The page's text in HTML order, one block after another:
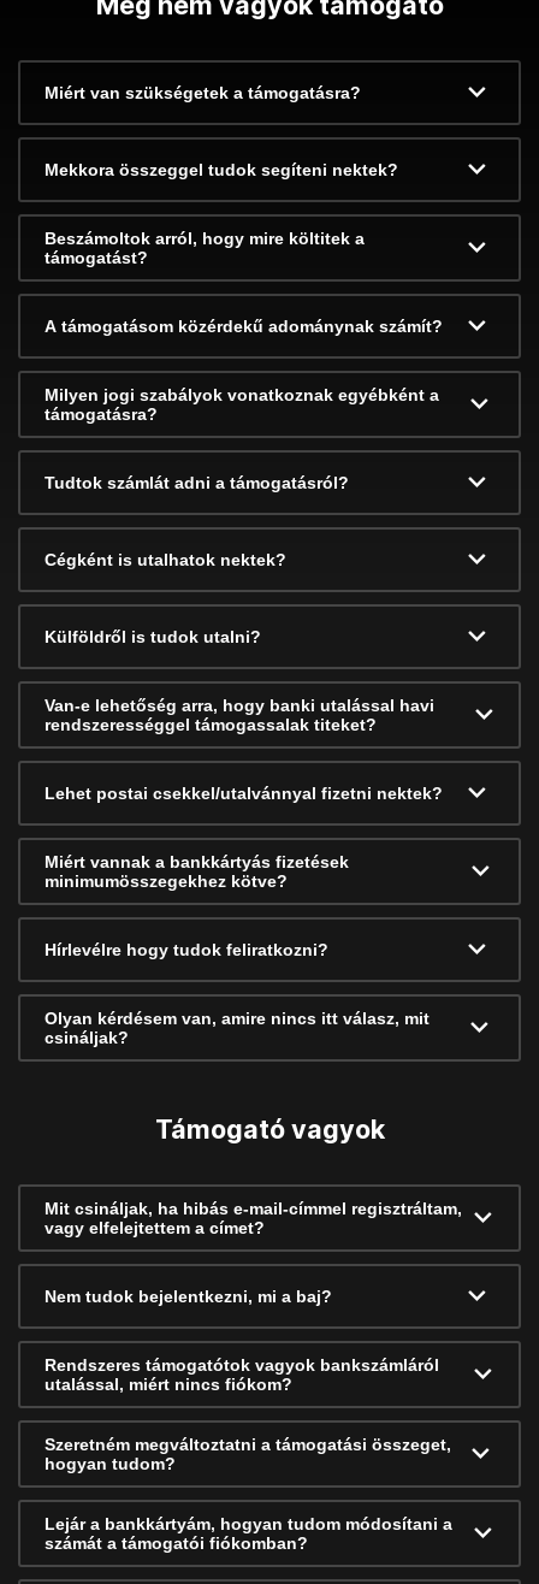
Miért van szükségetek a támogatásra?
Mekkora összeggel tudok segíteni nektek?
Beszámoltok arról, hogy mire költitek a
támogatást?
A támogatásom közérdekű adománynak számít?
Milyen jogi szabályok vonatkoznak egyébként a
támogatásra?
Tudtok számlát adni a támogatásról?
Cégként is utalhatok nektek?
Külföldről is tudok utalni?
Van-e lehetőség arra, hogy banki utalással havi
rendszerességgel támogassalak titeket?
Lehet postai csekkel/utalvánnyal fizetni nektek?
Miért vannak a bankkártyás fizetések
minimumösszegekhez kötve?
Hírlevélre hogy tudok feliratkozni?
Olyan kérdésem van, amire nincs itt válasz, mit
csináljak?
Támogató vagyok
Mit csináljak, ha hibás e-mail-címmel regisztráltam,
vagy elfelejtettem a címet?
Nem tudok bejelentkezni, mi a baj?
Rendszeres támogatótok vagyok bankszámláról
utalással, miért nincs fiókom?
Szeretném megváltoztatni a támogatási összeget,
hogyan tudom?
Lejár a bankkártyám, hogyan tudom módosítani a
számát a támogatói fiókomban?